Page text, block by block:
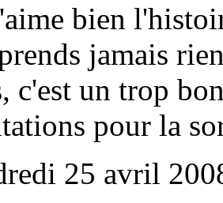
bien
jamais
c'est un trop
pour la
25 avril